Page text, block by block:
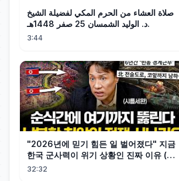
صلاة العشاء من الحرم المكي لفضيلة الشيخ
د. الوليد الشمسان 25 صفر 1448هـ.
3:44
"2026년에 믿기 힘든 일 벌어졌다" 지금
한국 군사력이 위기 상황인 진짜 이유 (샤
를세환 1부)
32:32